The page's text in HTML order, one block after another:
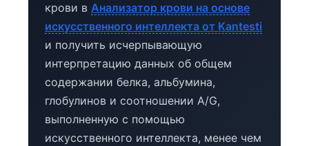
крови в Анализатор крови на основе
искусственного интеллекта от Kantesti
и получить исчерпывающую
интерпретацию данных об общем
содержании белка, альбумина,
глобулинов и соотношении A/G,
выполненную с помощью
искусственного интеллекта, менее чем